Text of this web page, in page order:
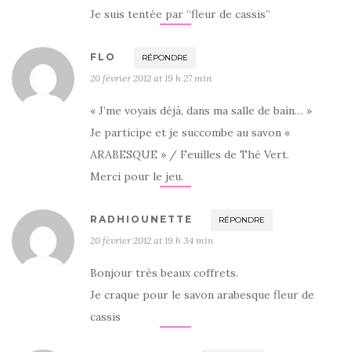
Je suis tentée par “fleur de cassis”
FLO RÉPONDRE
20 février 2012 at 19 h 27 min
« J’me voyais déjà, dans ma salle de bain… »
Je participe et je succombe au savon «
ARABESQUE » / Feuilles de Thé Vert.
Merci pour le jeu.
RADHIOUNETTE RÉPONDRE
20 février 2012 at 19 h 34 min
Bonjour très beaux coffrets.
Je craque pour le savon arabesque fleur de
cassis